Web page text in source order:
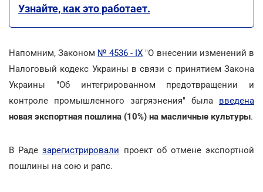
Узнайте, как это работает.
Напомним, Законом № 4536 - IX "О внесении изменений в
Налоговый кодекс Украины в связи с принятием Закона
Украины "Об интегрированном предотвращении и
контроле промышленного загрязнения" была введена
новая экспортная пошлина (10%) на масличные культуры.
В Радезарегистрировали проект об отмене экспортной
пошлины на сою и рапс.